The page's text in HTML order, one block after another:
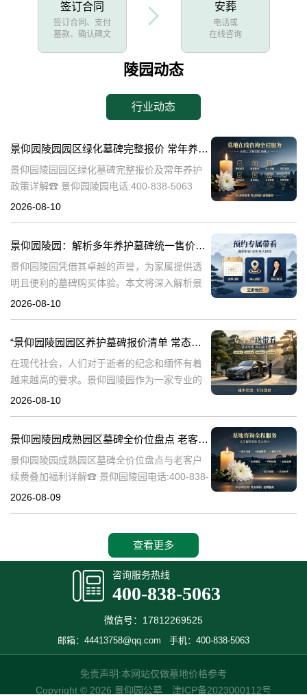
签订合同
签订合同、支付
墓款、确认碑文
安葬
电话或
在线咨询
陵园动态
行业动态
景仰园陵园园区绿化墓碑完整报价 常年养护不收取额外费用详解
景仰园陵园园区绿化墓碑完整报价及常年养护
政策详解☎ 景仰园陵园电话:400-838-5063
一、引言景仰园陵园作为一家专业的陵园服务
2026-08-10
景仰园陵园：解析多年养护墓碑统一售价与老带新共享优惠活动
景仰园陵园凭借其卓越的声誉，为家属提供透
明且便利的墓碑购买体验。本文将深入解析景
仰园陵园多年养护墓碑的统一售价政策，以及
2026-08-10
“景仰园陵园园区养护墓碑报价清单 常态化保洁无需额外付费 透明价格与服务详解”
在现代社会，人们对于逝者的纪念和缅怀有着
越来越高的要求。景仰园陵园作为一家专业的
陵园服务机构，一直致力于提供高品质的园区
2026-08-10
景仰园陵园成熟园区墓碑全价位盘点 老客户续费叠加福利详解
景仰园陵园成熟园区墓碑全价位盘点与老客户
续费叠加福利详解☎ 景仰园陵园电话:400-838-
5063在人生的旅途中，每个人都会面临生老病
2026-08-09
查看更多
咨询服务热线
400-838-5063
微信号：17812269525
邮箱：44413758@qq.com 手机：400-838-5063
免责声明:本网站仅做墓地价格参考
Copyright © 2026 景仰园公墓 津ICP备2023000112号